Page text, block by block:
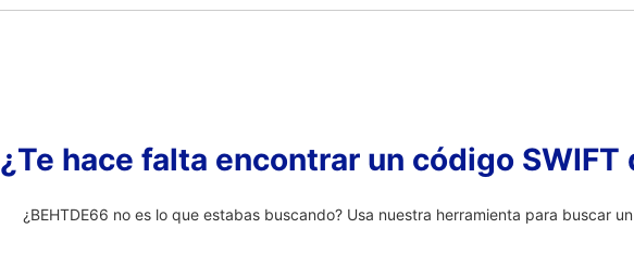
¿Te hace falta encontrar un código
¿BEHTDE66 no es lo que estabas buscando? Usa nuestra herramienta para buscar